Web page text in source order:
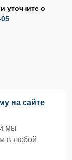
уточните о
05
на сайте
мы
в любой